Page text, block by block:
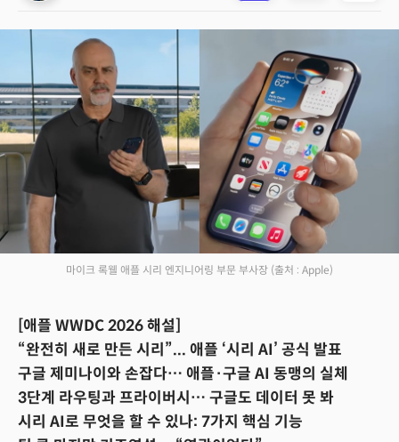
마이크 록웰 애플 시리 엔지니어링 부문 부사장 (출처 : Apple)
[애플 WWDC 2026 해설]
“완전히 새로 만든 시리”... 애플 ‘시리 AI’ 공식 발표
구글 제미나이와 손잡다… 애플·구글 AI 동맹의 실체
3단계 라우팅과 프라이버시… 구글도 데이터 못 봐
시리 AI로 무엇을 할 수 있나: 7가지 핵심 기능